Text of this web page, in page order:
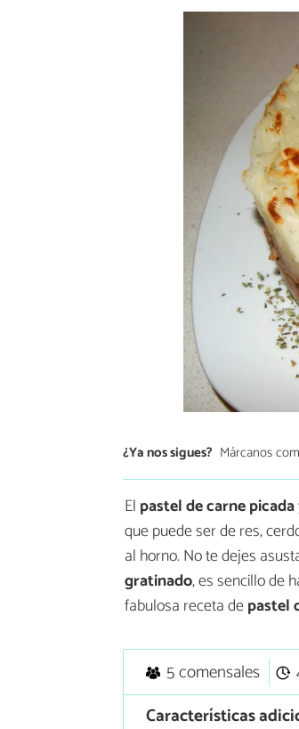
¿Ya nos sigues? Márcanos
El pastel de carne
que puede ser de res,
al horno. No te dejes
gratinado, es sencillo de
fabulosa receta depastel
5 comensales
Características